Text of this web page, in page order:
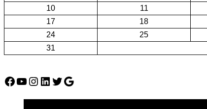
10
11
17
18
24
25
31
Facebook
YouTube
Instagram
LinkedIn
Twitter
Google